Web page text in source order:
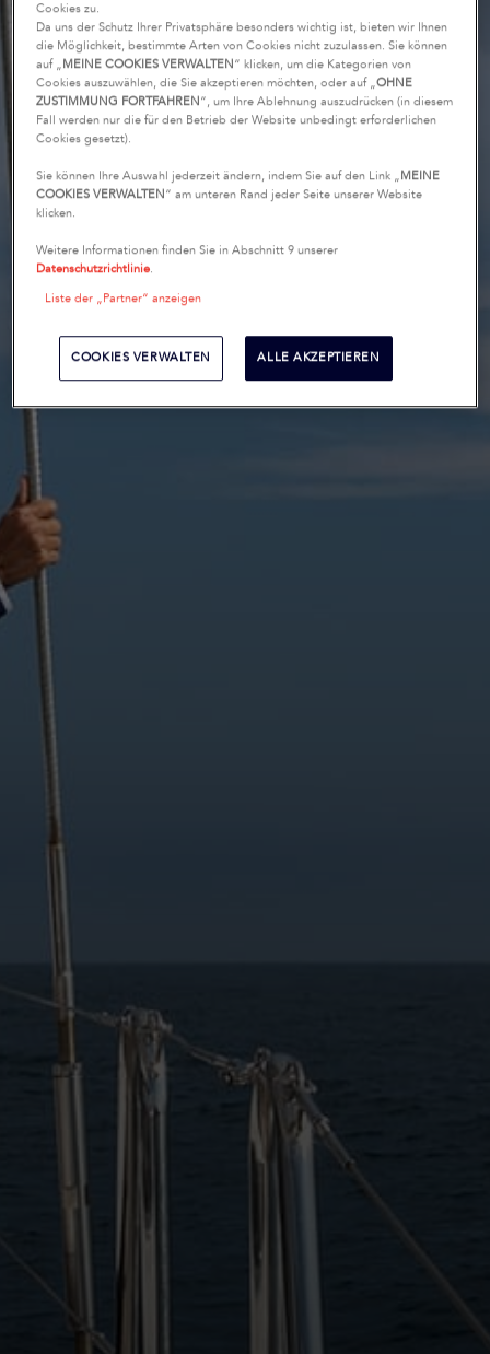
Cookies zu.
Da uns der Schutz Ihrer Privatsphäre besonders wichtig ist, bieten wir Ihnen
die Möglichkeit, bestimmte Arten von Cookies nicht zuzulassen. Sie können
auf „MEINE COOKIES VERWALTEN“ klicken, um die Kategorien von
Cookies auszuwählen, die Sie akzeptieren möchten, oder auf „OHNE
ZUSTIMMUNG FORTFAHREN“, um Ihre Ablehnung auszudrücken (in diesem
Fall werden nur die für den Betrieb der Website unbedingt erforderlichen
Cookies gesetzt).
Sie können Ihre Auswahl jederzeit ändern, indem Sie auf den Link „MEINE
COOKIES VERWALTEN“ am unteren Rand jeder Seite unserer Website
klicken.
Weitere Informationen finden Sie in Abschnitt 9 unserer
Datenschutzrichtlinie.
Liste der „Partner“ anzeigen
COOKIES VERWALTEN ALLE AKZEPTIEREN